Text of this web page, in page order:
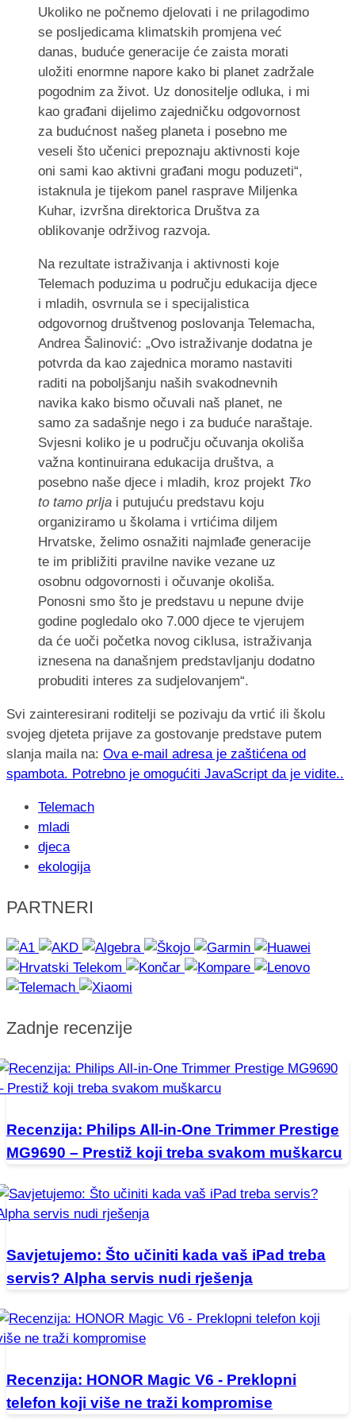
Ukoliko ne počnemo djelovati i ne prilagodimo
se posljedicama klimatskih promjena već
danas, buduće generacije će zaista morati
uložiti enormne napore kako bi planet zadržale
pogodnim za život. Uz donositelje odluka, i mi
kao građani dijelimo zajedničku odgovornost
za budućnost našeg planeta i posebno me
veseli što učenici prepoznaju aktivnosti koje
oni sami kao aktivni građani mogu poduzeti“,
istaknula je tijekom panel rasprave Miljenka
Kuhar, izvršna direktorica Društva za
oblikovanje održivog razvoja.
Na rezultate istraživanja i aktivnosti koje
Telemach poduzima u području edukacija djece
i mladih, osvrnula se i specijalistica
odgovornog društvenog poslovanja Telemacha,
Andrea Šalinović: „Ovo istraživanje dodatna je
potvrda da kao zajednica moramo nastaviti
raditi na poboljšanju naših svakodnevnih
navika kako bismo očuvali naš planet, ne
samo za sadašnje nego i za buduće naraštaje.
Svjesni koliko je u području očuvanja okoliša
važna kontinuirana edukacija društva, a
posebno naše djece i mladih, kroz projekt Tko
to tamo prlja i putujuću predstavu koju
organiziramo u školama i vrtićima diljem
Hrvatske, želimo osnažiti najmlađe generacije
te im približiti pravilne navike vezane uz
osobnu odgovornosti i očuvanje okoliša.
Ponosni smo što je predstavu u nepune dvije
godine pogledalo oko 7.000 djece te vjerujem
da će uoči početka novog ciklusa, istraživanja
iznesena na današnjem predstavljanju dodatno
probuditi interes za sudjelovanjem“.
Svi zainteresirani roditelji se pozivaju da vrtić ili školu
svojeg djeteta prijave za gostovanje predstave putem
slanja maila na: Ova e-mail adresa je zaštićena od
spambota. Potrebno je omogućiti JavaScript da je vidite..
Telemach
mladi
djeca
ekologija
PARTNERI
Zadnje recenzije
Recenzija: Philips All-in-One Trimmer Prestige
MG9690 – Prestiž koji treba svakom muškarcu
Savjetujemo: Što učiniti kada vaš iPad treba
servis? Alpha servis nudi rješenja
Recenzija: HONOR Magic V6 - Preklopni
telefon koji više ne traži kompromise